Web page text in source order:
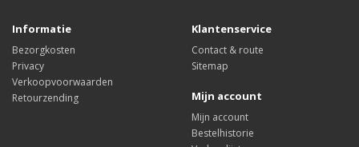
Informatie
Bezorgkosten
Privacy
Verkoopvoorwaarden
Retourzending
Klantenservice
Contact & route
Sitemap
Mijn account
Mijn account
Bestelhistorie